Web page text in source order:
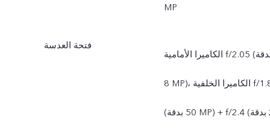
MP
فتحة العدسة
الكاميرا الأمامية f/2.05 (بدقة
‎8 MP)، الكاميرا الخلفية f/1.8
(بدقة ‎50 MP) + f/2.4 ‏(بدقة ‎2